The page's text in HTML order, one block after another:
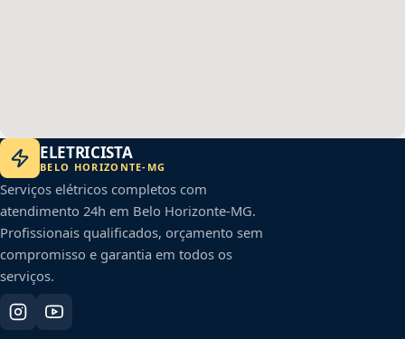
ELETRICISTA
BELO HORIZONTE- MG
Serviços elétricos completos com
atendimento 24h em Belo Horizonte-MG.
Profissionais qualificados, orçamento sem
compromisso e garantia em todos os
serviços.